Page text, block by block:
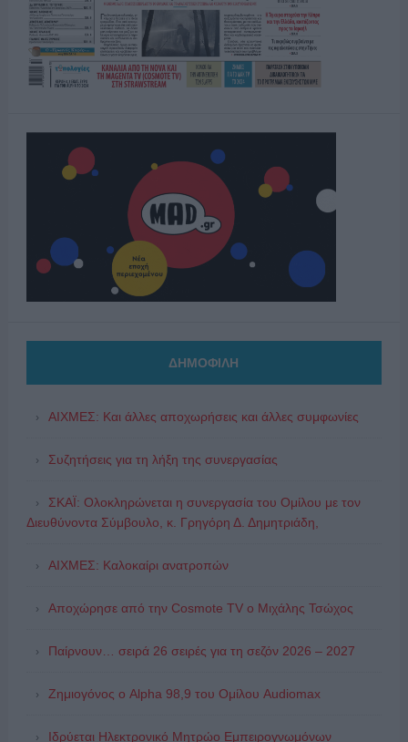
ΔΗΜΟΦΙΛΗ
ΑΙΧΜΕΣ: Και άλλες αποχωρήσεις και άλλες συμφωνίες
Συζητήσεις για τη λήξη της συνεργασίας
ΣΚΑΪ: Ολοκληρώνεται η συνεργασία του Ομίλου με τον
Διευθύνοντα Σύμβουλο, κ. Γρηγόρη Δ. Δημητριάδη,
ΑΙΧΜΕΣ: Καλοκαίρι ανατροπών
Αποχώρησε από την Cosmote TV o Μιχάλης Τσώχος
Παίρνουν… σειρά 26 σειρές για τη σεζόν 2026 – 2027
Ζημιογόνος ο Alpha 98,9 του Ομίλου Audiomax
Ιδρύεται Ηλεκτρονικό Μητρώο Εμπειρογνωμόνων